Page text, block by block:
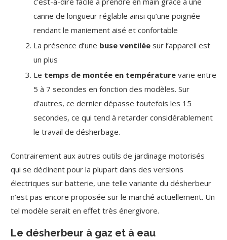
canne de longueur réglable ainsi qu’une poignée
rendant le maniement aisé et confortable
La présence d’une buse ventilée sur l’appareil est
un plus
Le temps de montée en température varie entre
5 à 7 secondes en fonction des modèles. Sur
d’autres, ce dernier dépasse toutefois les 15
secondes, ce qui tend à retarder considérablement
le travail de désherbage.
Contrairement aux autres outils de jardinage motorisés
qui se déclinent pour la plupart dans des versions
électriques sur batterie, une telle variante du désherbeur
n’est pas encore proposée sur le marché actuellement. Un
tel modèle serait en effet très énergivore.
Le désherbeur à gaz et à eau